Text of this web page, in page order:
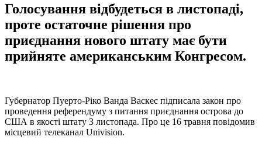
Голосування відбудеться в листопаді,
проте остаточне рішення про
приєднання нового штату має бути
прийняте американським Конгресом.
Губернатор Пуерто-Ріко Ванда Васкес підписала закон про
проведення референдуму з питання приєднання острова до
США в якості штату 3 листопада. Про це 16 травня повідомив
місцевий телеканал Univision.